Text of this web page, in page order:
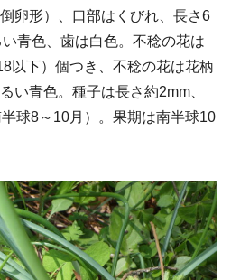
卵形）、口部はくびれ、長さ6
青色、歯は白色。不稔の花は
以下）個つき、不稔の花は花柄
い青色。種子は長さ約2mm、
球8～10月）。果期は南半球10